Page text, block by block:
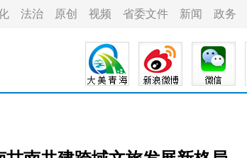
法治 原创 视频 省委文件 新闻 政务